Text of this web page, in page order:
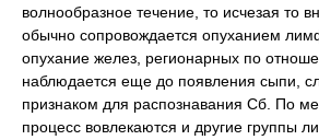
волнообразное течение, то исчезая то
обычно сопровождается опуханием
опухание желез, регионарных по
наблюдается еще до появления сыпи,
признаком для распознавания Сб. По
процесс вовлекаются и другие группы